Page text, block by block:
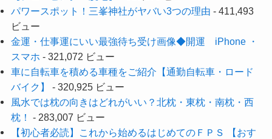
パワースポット！三峯神社がヤバい3つの理由 - 411,493
ビュー
金運・仕事運にいい最強待ち受け画像◆開運 iPhone ・
スマホ - 321,072 ビュー
車に自転車を積める車種をご紹介【通勤自転車・ロード
バイク】
- 320,925 ビュー
風水では枕の向きはどれがいい？北枕・東枕・南枕・西
枕！
- 283,007 ビュー
【初心者必読】これから始めるはじめてのＦＰＳ 【おす